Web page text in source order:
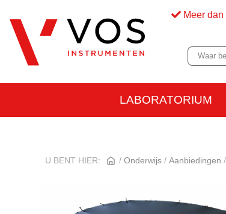
Meer dan
LABORATORIUM
U BENT HIER: Onderwijs Aanbiedingen